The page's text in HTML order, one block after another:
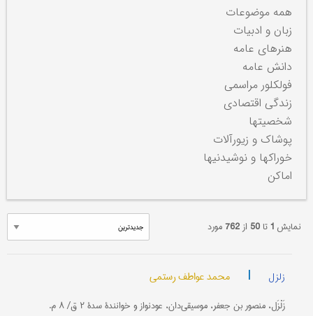
همه موضوعات
زبان و ادبیات
هنرهای عامه
دانش عامه
فولکلور مراسمی
زندگی اقتصادی
شخصیتها
پوشاک و زیورآلات
خوراکها و نوشیدنیها
اماکن
نمایش 1تا50 از762مورد
زلزل | محمد عواطف رستمی
زَلْزَل، منصور بن جعفر، موسیقی‌دان، عودنواز و خوانندۀ سدۀ ۲ ق/ ۸ م.